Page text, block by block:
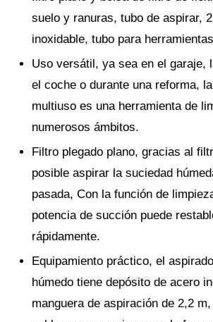
suelo y ranuras, tubo de aspirar,
inoxidable, tubo para
Uso versátil, ya sea en el garaje,
el coche o durante una reforma,
multiuso es una herramienta de
numerosos ámbitos.
Filtro plegado plano, gracias al
posible aspirar la suciedad
pasada, Con la función de
potencia de succión puede
rápidamente.
Equipamiento práctico, el
húmedo tiene depósito de acero
manguera de aspiración de 2,2